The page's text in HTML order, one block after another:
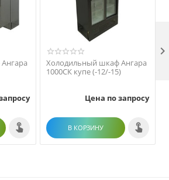
Холодильный шкаф Ангара
1000СК купе (-12/-15)
Цена по запросу
В КОРЗИНУ
